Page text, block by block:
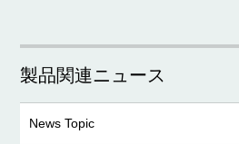
製品関連ニュース
News Topic